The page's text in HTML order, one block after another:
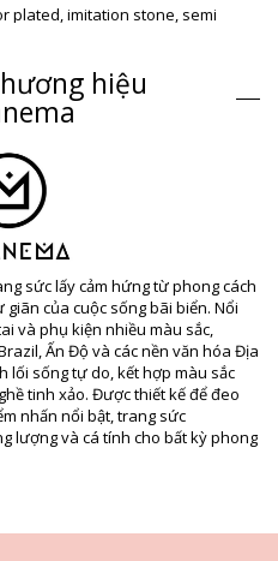
plated, imitation stone, semi
phẩm
(Các phụ kiện khác không đi
L (3701580112387)
cấp: METAPHOR_BLANC
& bảo quản
Hipanema Metaphor
và cho vào hộp đựng.
lau lại trang sức sau mỗi lần đeo.
hiệu
sức lấy cảm hứng từ phong cách
của cuộc sống bãi biển. Nổi
và phụ kiện nhiều màu sắc,
Ấn Độ và các nền văn hóa Địa
lối sống tự do, kết hợp màu sắc
tinh xảo. Được thiết kế để đeo
nhấn nổi bật, trang sức
lượng và cá tính cho bất kỳ phong